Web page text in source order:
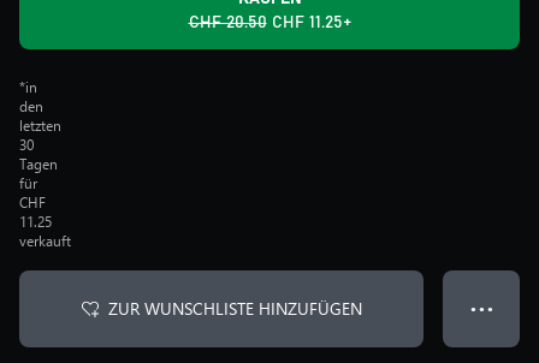
CHF 20.50 CHF 11.25+
*in
den
letzten
30
Tagen
für
CHF
11.25
verkauft
ZUR WUNSCHLISTE HINZUFÜGEN ● ● ●